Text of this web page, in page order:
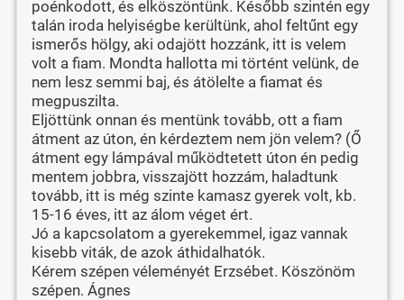
poénkodott, és elköszöntünk. Később szintén egy
talán iroda helyiségbe kerültünk, ahol feltűnt egy
ismerős hölgy, aki odajött hozzánk, itt is velem
volt a fiam. Mondta hallotta mi történt velünk, de
nem lesz semmi baj, és átölelte a fiamat és
megpuszilta.
Eljöttünk onnan és mentünk tovább, ott a fiam
átment az úton, én kérdeztem nem jön velem? (Ő
átment egy lámpával működtetett úton én pedig
mentem jobbra, visszajött hozzám, haladtunk
tovább, itt is még szinte kamasz gyerek volt, kb.
15-16 éves, itt az álom véget ért.
Jó a kapcsolatom a gyerekemmel, igaz vannak
kisebb viták, de azok áthidalhatók.
Kérem szépen véleményét Erzsébet. Köszönöm
szépen. Ágnes